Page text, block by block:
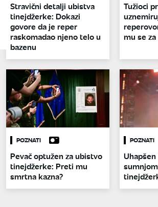
Stravični detalji ubistva
tinejdžerke: Dokazi
govore da je reper
raskomadao njeno telo u
bazenu
Tužioci
mu se
POZNATI
Pevač optužen za ubistvo
tinejdžerke: Preti mu
smrtna kazna?
POZNATI